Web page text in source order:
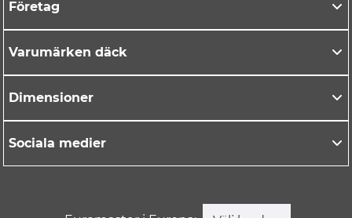
Företag
Varumärken däck
Dimensioner
Sociala medier